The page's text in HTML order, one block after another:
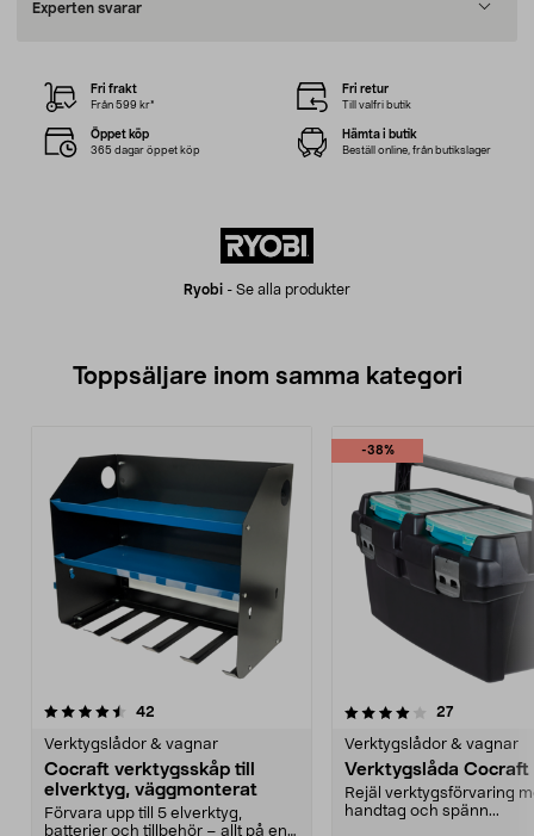
Experten svarar
Ryobi - Se alla produkter
Fri frakt
Från 599 kr*
Fri retur
Till valfri butik
Öppet köp
365 dagar öppet köp
Hämta i butik
Beställ online, från butikslager
Toppsäljare inom samma kategori
42
Verktygslådor & vagnar
Cocraft verktygsskåp till
elverktyg, väggmonterat
Förvara upp till 5 elverktyg,
batterier och tillbehör – allt på en
-38%
4.0 av 5 stjärnor 27recensioner
Verktygslådor & vagnar
Verktygslåda Cocraft
Rejäl verktygsförvaring
handtag och spänn...
4.5 av 5 stjärnor